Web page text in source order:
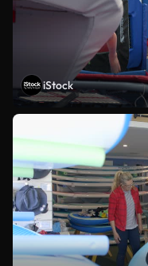
iStock